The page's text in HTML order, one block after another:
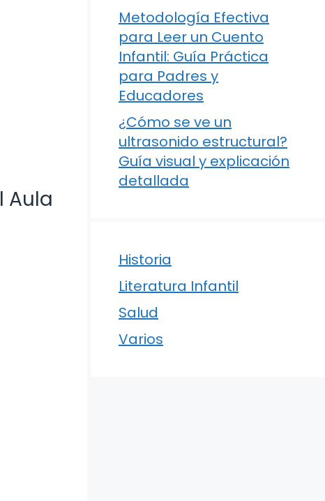
Aula
Metodología Efectiva
para Leer un Cuento
Infantil: Guía Práctica
para Padres y
Educadores
¿Cómo se ve un
ultrasonido estructural?
Guía visual y explicación
detallada
Historia
Literatura Infantil
Salud
Varios